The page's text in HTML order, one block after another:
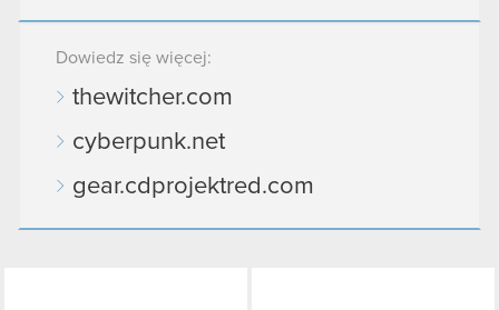
Dowiedz się więcej:
thewitcher.com
cyberpunk.net
gear.cdprojektred.com